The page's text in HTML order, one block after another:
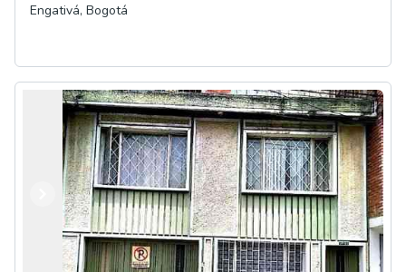
Engativá, Bogotá
Anterior
Siguiente